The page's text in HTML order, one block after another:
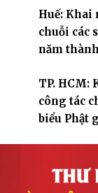
Huế: Khai
chuỗi các
năm
TP. HCM:
công tác
biểu Phật